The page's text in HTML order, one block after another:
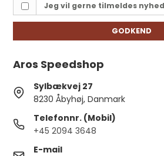
Jeg vil gerne tilmeldes
GODKEND
Aros Speedshop
Sylbækvej 27
8230 Åbyhøj, Danmark
Telefonnr. (Mobil)
+45 2094 3648
E-mail